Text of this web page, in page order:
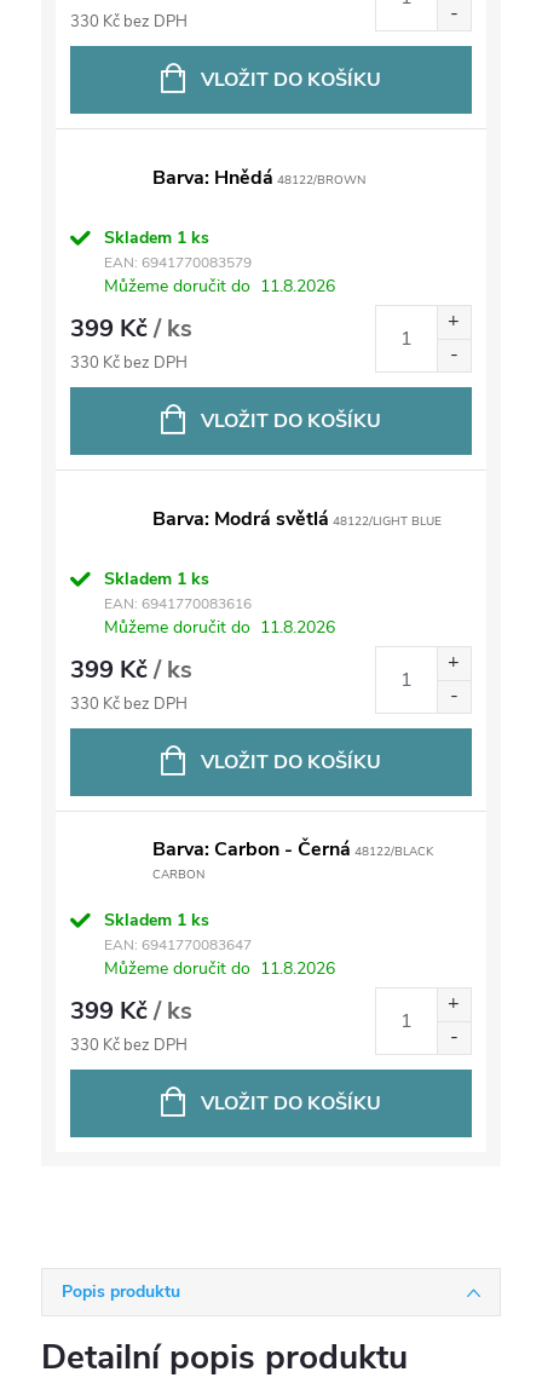
330 Kč bez DPH
VLOŽIT DO KOŠÍKU
Barva: Hnědá 48122/BROWN
Skladem 1 ks
EAN: 6941770083579
Můžeme doručit do 11.8.2026
399 Kč/ ks
330 Kč bez DPH
VLOŽIT DO KOŠÍKU
Barva: Modrá světlá 48122/LIGHT BLUE
Skladem 1 ks
EAN: 6941770083616
Můžeme doručit do 11.8.2026
399 Kč/ ks
330 Kč bez DPH
VLOŽIT DO KOŠÍKU
Barva: Carbon - Černá 48122/BLACK
CARBON
Skladem 1 ks
EAN: 6941770083647
Můžeme doručit do 11.8.2026
399 Kč/ ks
330 Kč bez DPH
VLOŽIT DO KOŠÍKU
Popis produktu
Detailní popis produktu